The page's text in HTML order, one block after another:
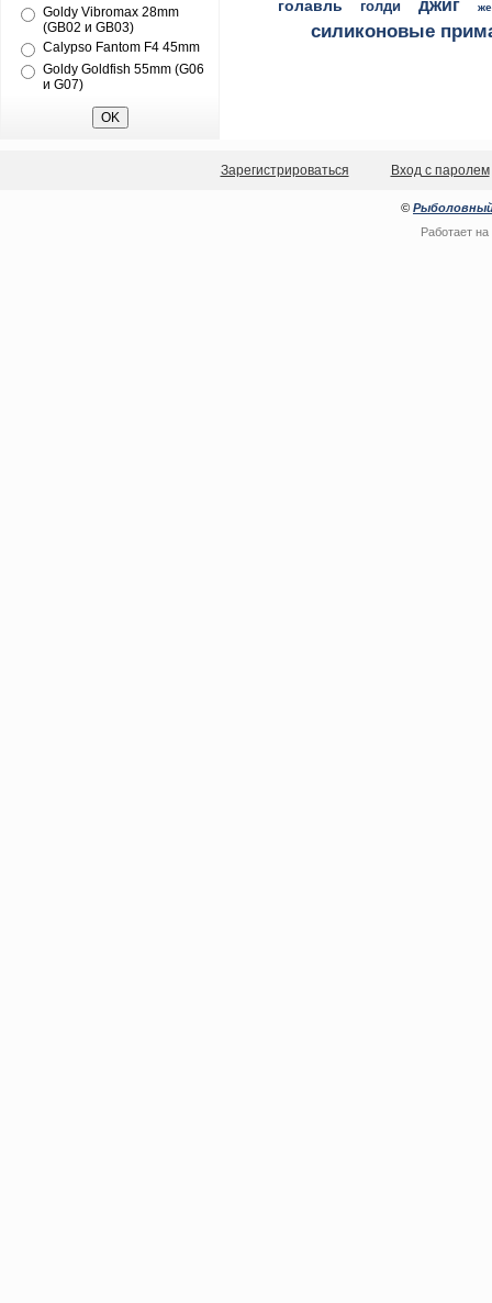
Goldy Vibromax 28mm
(GB02 и GB03)
Calypso Fantom F4 45mm
Goldy Goldfish 55mm (G06
и G07)
голавль голди джиг
силиконовые
Зарегистрироваться Вход с паролем
© Рыболовный
Работает